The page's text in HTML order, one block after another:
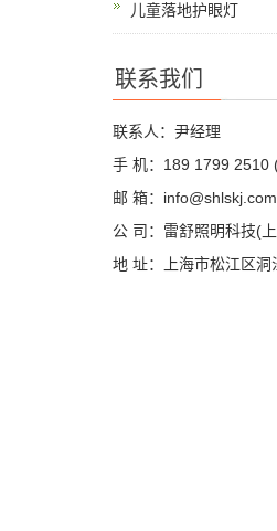
儿童落地护眼灯
联系我们
联系人：尹经理
手 机：189 1799 2510
邮 箱：info@shlskj.com
公 司：雷舒照明科技(
地 址：上海市松江区洞